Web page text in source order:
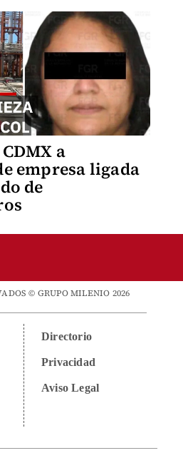
a
empresa ligada
de
© GRUPO MILENIO 2026
Directorio
Privacidad
Aviso Legal